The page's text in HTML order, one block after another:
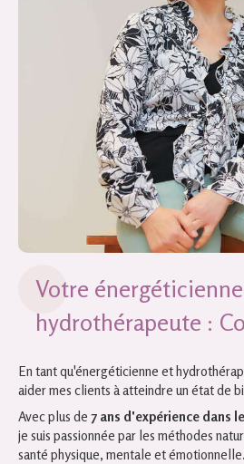
Votre
hydrothérapeute :
En tant qu'énergéticienne et
aider mes clients à atteindre un état de
Avec plus de 7 ans d'expérience dans
je suis passionnée par les méthodes
santé physique, mentale et émotionnelle.